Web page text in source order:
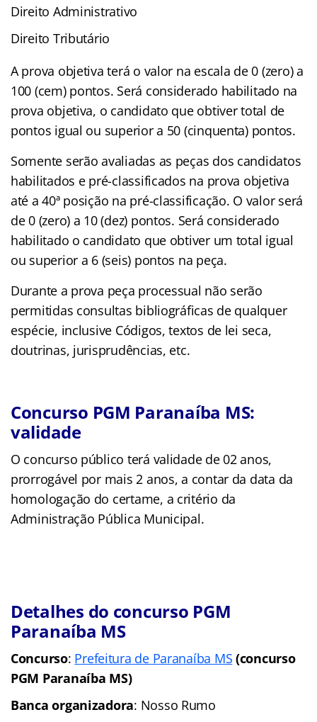
Direito Administrativo
Direito Tributário
A prova objetiva terá o valor na escala de 0 (zero) a
100 (cem) pontos. Será considerado habilitado na
prova objetiva, o candidato que obtiver total de
pontos igual ou superior a 50 (cinquenta) pontos.
Somente serão avaliadas as peças dos candidatos
habilitados e pré-classificados na prova objetiva
até a 40ª posição na pré-classificação. O valor será
de 0 (zero) a 10 (dez) pontos. Será considerado
habilitado o candidato que obtiver um total igual
ou superior a 6 (seis) pontos na peça.
Durante a prova peça processual não serão
permitidas consultas bibliográficas de qualquer
espécie, inclusive Códigos, textos de lei seca,
doutrinas, jurisprudências, etc.
Concurso PGM Paranaíba MS:
validade
O concurso público terá validade de 02 anos,
prorrogável por mais 2 anos, a contar da data da
homologação do certame, a critério da
Administração Pública Municipal.
Detalhes do concurso PGM
Paranaíba MS
Concurso: Prefeitura de Paranaíba MS (concurso
PGM Paranaíba MS)
Banca organizadora: Nosso Rumo